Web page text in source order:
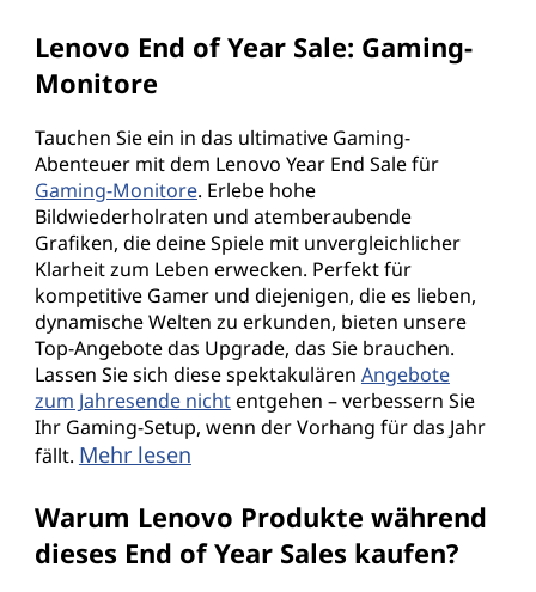
Lenovo End of Year Sale: Gaming-
Monitore
Tauchen Sie ein in das ultimative Gaming-
Abenteuer mit dem Lenovo Year End Sale für
Gaming-Monitore. Erlebe hohe
Bildwiederholraten und atemberaubende
Grafiken, die deine Spiele mit unvergleichlicher
Klarheit zum Leben erwecken. Perfekt für
kompetitive Gamer und diejenigen, die es lieben,
dynamische Welten zu erkunden, bieten unsere
Top-Angebote das Upgrade, das Sie brauchen.
Lassen Sie sich diese spektakulären Angebote
zum Jahresende nichtentgehen – verbessern Sie
Ihr Gaming-Setup, wenn der Vorhang für das Jahr
fällt. Mehr lesen
Warum Lenovo Produkte während
dieses End of Year Sales kaufen?